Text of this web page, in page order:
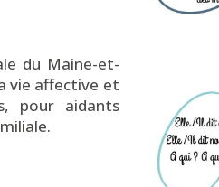
du Maine-et-
vie affective et
pour aidants